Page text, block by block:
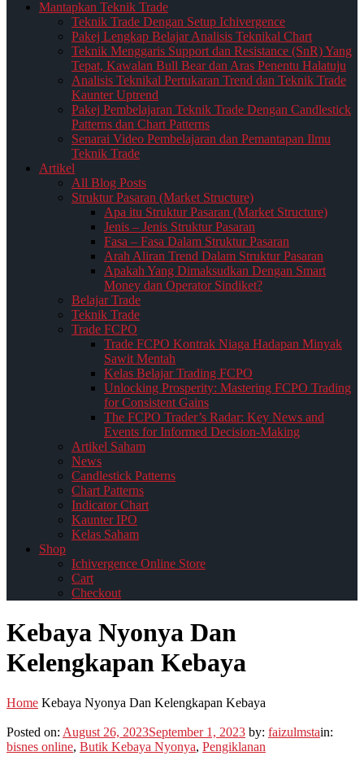
Mantapkan Teknik Trade
Teknik Trade Dengan Setup Ichivergence
Pakej Lengkap Belajar Analisis Teknikal Chart
Teknik Menggaris Support dan Resistance (SnR) Yang
Tepat, Kawalan Bull Bear dan Aras Penentu Halatuju
Analisis Teknikal Pertukaran Trend dan Teknik Trade
Kaunter Uptrend
Pakej Pembelajaran Teknik Trade Dengan Candlestick
Patterns dan Chart Patterns
Senarai Video Pembelajaran dan Pemantapan Ilmu
Teknik Trade
Artikel
All Blog Posts
Struktur Pasaran (Market Structure)
Apa itu Struktur Pasaran (Market Structure)
Jenis – Jenis Struktur Pasaran
Fasa – Fasa Dalam Struktur Pasaran
Arah Aliran Trend Dalam Struktur Pasaran
Apakah Yang Dimaksudkan Dengan Smart
Money dan Operator Sindiket?
Belajar Trade
Teknik Trade
Trade FCPO
Trade FCPO Kontrak Niaga Hadapan Minyak
Sawit Mentah
Kelas Belajar Trading FCPO
Unlocking Prosperity: Mastering FCPO Trading
for Consistent Gains
The FCPO Trader’s Radar: Key News and
Events for Informed Decision-Making
Artikel Saham
News
Candlestick Patterns
Chart Patterns
Indicator Chart
Kaunter IPO
Kelas Saham
Shop
Ichivergence Online Store
Cart
Checkout
Kebaya Nyonya Dan
Kelengkapan Kebaya
Home Kebaya Nyonya Dan Kelengkapan Kebaya
Posted on: August 26, 2023September 1, 2023 by: faizulmstain:
bisnes online, Butik Kebaya Nyonya, Pengiklanan